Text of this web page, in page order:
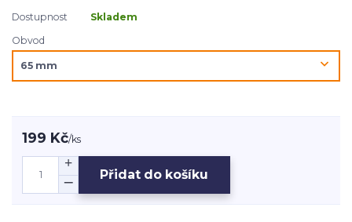
Dostupnost
Skladem
Obvod
199 Kč/ks
Přidat do košíku